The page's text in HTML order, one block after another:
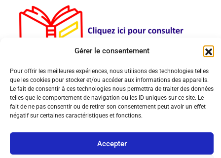
Gérer le consentement
Pour offrir les meilleures expériences, nous utilisons des technologies telles
que les cookies pour stocker et/ou accéder aux informations des appareils.
Le fait de consentir à ces technologies nous permettra de traiter des données
telles que le comportement de navigation ou les ID uniques sur ce site. Le
fait de ne pas consentir ou de retirer son consentement peut avoir un effet
négatif sur certaines caractéristiques et fonctions.
Accepter
© Copyright 2026 MultiPol 360 | All Rights Reserved.
Politique de cookies (UE)